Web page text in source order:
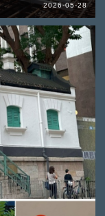
2026-05-28